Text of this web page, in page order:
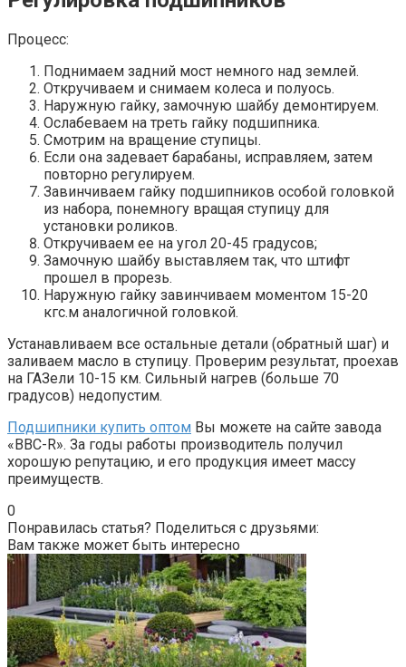
Процесс:
Поднимаем задний мост немного над землей.
Откручиваем и снимаем колеса и полуось.
Наружную гайку, замочную шайбу демонтируем.
Ослабеваем на треть гайку подшипника.
Смотрим на вращение ступицы.
Если она задевает барабаны, исправляем, затем
повторно регулируем.
Завинчиваем гайку подшипников особой головкой
из набора, понемногу вращая ступицу для
установки роликов.
Откручиваем ее на угол 20-45 градусов;
Замочную шайбу выставляем так, что штифт
прошел в прорезь.
Наружную гайку завинчиваем моментом 15-20
кгс.м аналогичной головкой.
Устанавливаем все остальные детали (обратный шаг) и
заливаем масло в ступицу. Проверим результат, проехав
на ГАЗели 10-15 км. Сильный нагрев (больше 70
градусов) недопустим.
Подшипники купить оптом Вы можете на сайте завода
«BBC-R». За годы работы производитель получил
хорошую репутацию, и его продукция имеет массу
преимуществ.
0
Понравилась статья? Поделиться с друзьями:
Вам также может быть интересно